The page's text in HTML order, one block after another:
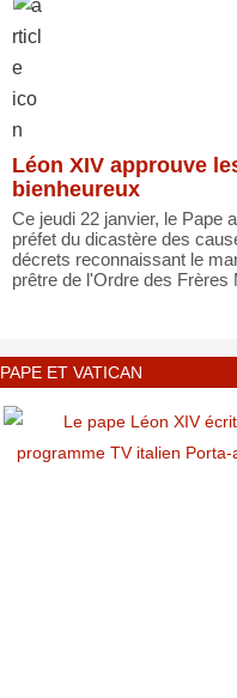
Léon XIV approuve
bienheureux
Ce jeudi 22 janvier, le Pape
préfet du dicastère des
décrets reconnaissant le
prêtre de l'Ordre des
PAPE ET VATICAN